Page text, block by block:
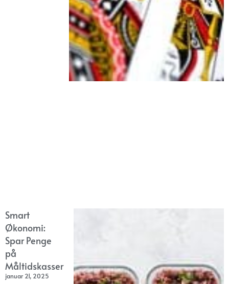
Smart
Økonomi:
Spar Penge
på
Måltidskasser
januar 21, 2025